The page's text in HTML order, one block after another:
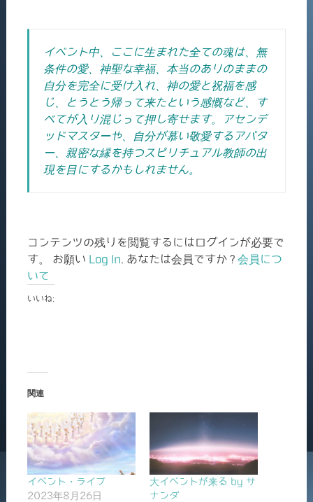
イベント中、ここに生まれた全ての魂は、無
条件の愛、神聖な幸福、本当のありのままの
自分を完全に受け入れ、神の愛と祝福を感
じ、とうとう帰って来たという感慨など、す
べてが入り混じって押し寄せます。
アセンデ
ッドマスターや、自分が慕い敬愛するアバタ
ー、親密な縁を持つスピリチュアル教師の出
現を目にするかもしれません。
コンテンツの残りを閲覧するにはログインが必要で
す。 お願い Log In . あなたは会員ですか ? 会員につ
いて
いいね:
関連
イベント・ライブ
2023年8月26日
大イベントが来る by サ
ナンダ